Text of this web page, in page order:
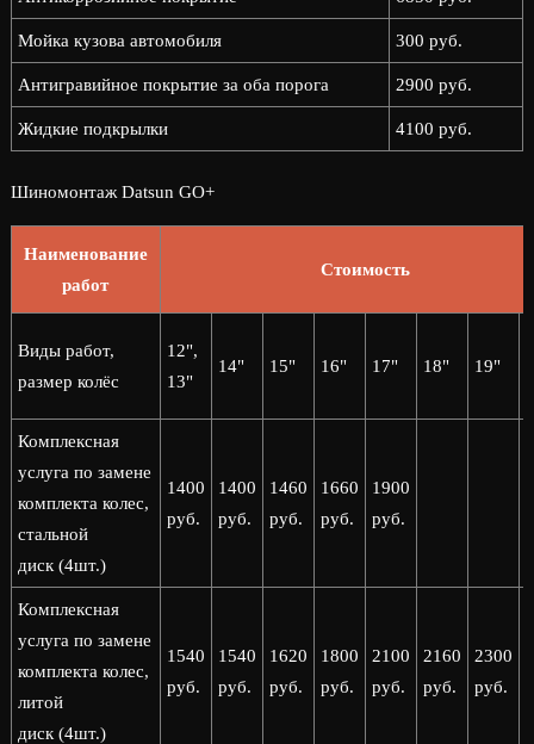
Мойка кузова автомобиля 300 руб.
Антигравийное покрытие за оба порога 2900 руб.
Жидкие подкрылки 4100 руб.
Шиномонтаж Datsun GO+
Наименование
работ
Стоимость
Виды работ,
размер колёс
12",
13"
14" 15" 16" 17" 18" 19"
Комплексная
услуга по замене
комплекта колес,
стальной
диск (4шт.)
1400
руб.
1400
руб.
1460
руб.
1660
руб.
1900
руб.
Комплексная
услуга по замене
комплекта колес,
литой
диск (4шт.)
1540
руб.
1540
руб.
1620
руб.
1800
руб.
2100
руб.
2160
руб.
2300
руб.